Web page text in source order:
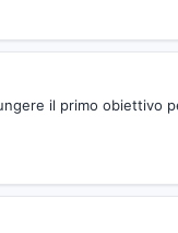
il primo obiettivo